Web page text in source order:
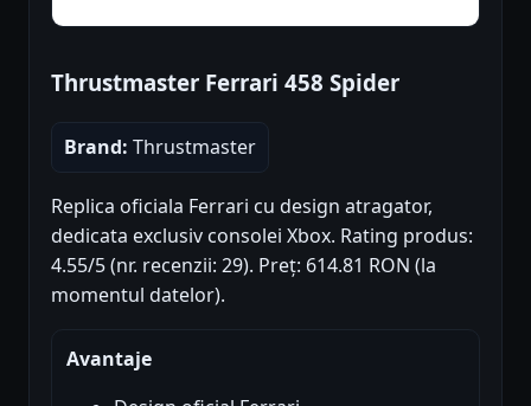
Thrustmaster Ferrari 458 Spider
Brand: Thrustmaster
Replica oficiala Ferrari cu design atragator,
dedicata exclusiv consolei Xbox. Rating produs:
4.55/5 (nr. recenzii: 29). Preț: 614.81 RON (la
momentul datelor).
Avantaje